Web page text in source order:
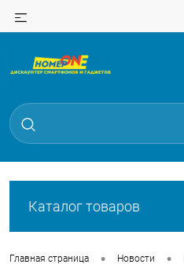
Каталог товаров
Главная страница • Новости •